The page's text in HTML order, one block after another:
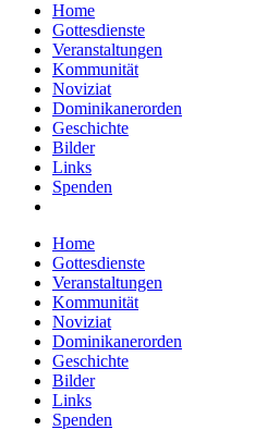
Home
Gottesdienste
Veranstaltungen
Kommunität
Noviziat
Dominikanerorden
Geschichte
Bilder
Links
Spenden
Home
Gottesdienste
Veranstaltungen
Kommunität
Noviziat
Dominikanerorden
Geschichte
Bilder
Links
Spenden